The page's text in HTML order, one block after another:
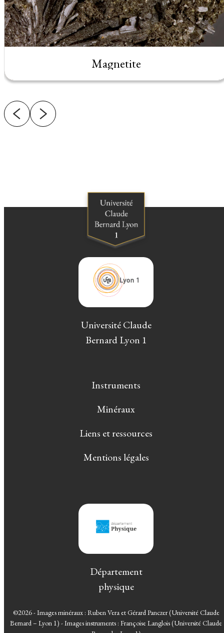
Magnetite
Université Claude
Bernard Lyon 1
Instruments
Minéraux
Liens et ressources
Mentions légales
Département
physique
©2026 - Images minéraux : Ruben Vera et Gérard Panczer (Université Claude
Bernard – Lyon 1) - Images instruments : Françoise Langlois (Université Claude